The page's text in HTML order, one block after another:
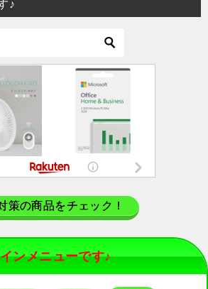
♪
策の商品をチェック！
ンメニューです♪